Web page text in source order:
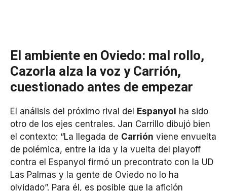
El ambiente en Oviedo: mal rollo,
Cazorla alza la voz y Carrión,
cuestionado antes de empezar
El análisis del próximo rival del Espanyol
ha sido
otro de los ejes centrales. Jan Carrillo dibujó bien
el contexto: “La llegada de Carrión viene envuelta
de polémica, entre la ida y la vuelta del playoff
contra el Espanyol firmó un precontrato con la UD
Las Palmas y la gente de Oviedo no lo ha
olvidado”. Para él, es posible que la afición